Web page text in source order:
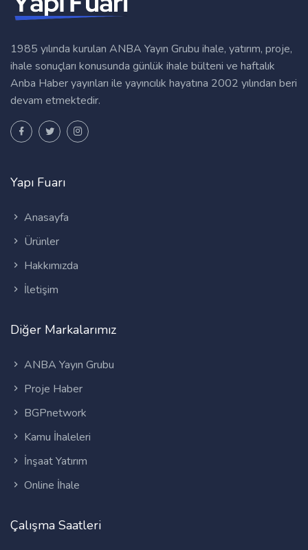
1985 yılında kurulan ANBA Yayın Grubu ihale, yatırım, proje,
ihale sonuçları konusunda günlük ihale bülteni ve haftalık
Anba Haber yayınları ile yayıncılık hayatına 2002 yılından beri
devam etmektedir.
Yapı Fuarı
Anasayfa
Ürünler
Hakkımızda
İletişim
Diğer Markalarımız
ANBA Yayın Grubu
Proje Haber
BGPnetwork
Kamu İhaleleri
İnşaat Yatırım
Online İhale
Çalışma Saatleri